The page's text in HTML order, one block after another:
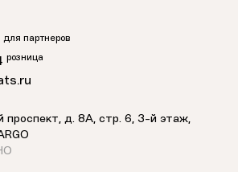
для партнеров
розница
проспект, д. 8А, стр. 6, 3-й этаж,